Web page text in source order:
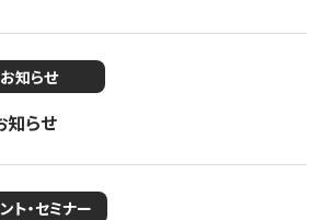
お知らせ
知らせ
ト・セミナー